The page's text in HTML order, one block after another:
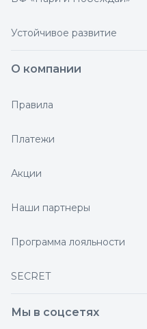
Устойчивое развитие
О компании
Правила
Платежи
Акции
Наши партнеры
Программа лояльности
SECRET
Мы в соцсетях